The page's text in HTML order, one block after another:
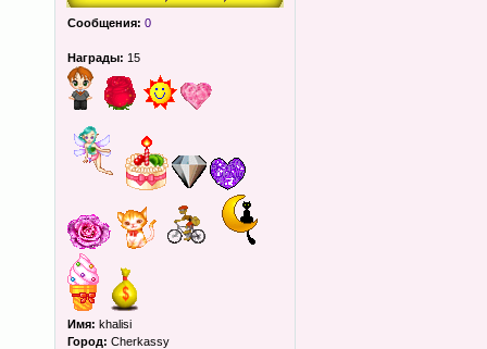
Сообщения: 0
Награды: 15
Имя: khalisi
Город: Cherkassy